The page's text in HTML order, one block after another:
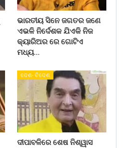
ଭାରତୀୟ ସିନେ ଜଗତର ଜଣେ
ଏଭଳି ନିର୍ଦେଶକ ଯିଏକି ନିଜ
କ୍ୟାରିଅର ରେ ଗୋଟିଏ
ମଧ୍ୟ…
ଦେଶ- ବିଦେଶ
ଦୀପାବଳିରେ ଶେଷ ନିଶ୍ୱାସ